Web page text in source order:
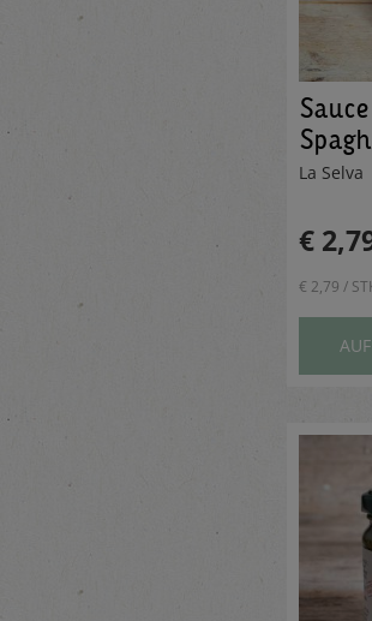
La Selva
€
€ 2,79 /